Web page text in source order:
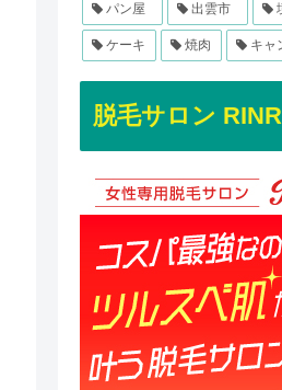
パン屋 出雲市
ケーキ 焼肉 キャ
脱毛サロン